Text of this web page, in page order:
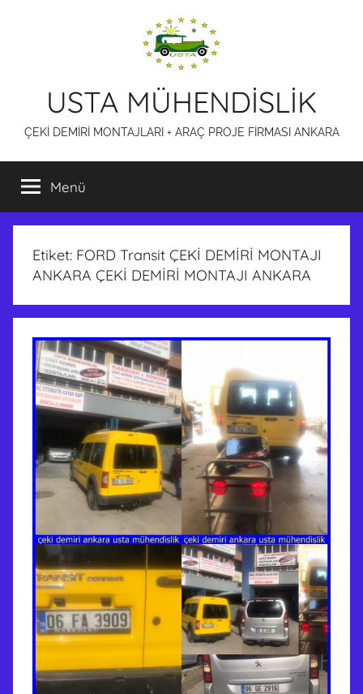
USTA MÜHENDİSLİK
ÇEKİ DEMİRİ MONTAJLARI + ARAÇ PROJE FİRMASI ANKARA
Menü
Etiket: FORD Transit ÇEKİ DEMİRİ MONTAJI
ANKARA ÇEKİ DEMİRİ MONTAJI ANKARA